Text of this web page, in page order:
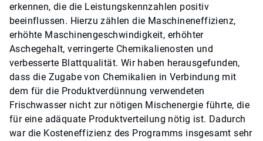
erkennen, die die Leistungskennzahlen positiv
beeinflussen. Hierzu zählen die Maschineneffizienz,
erhöhte Maschinengeschwindigkeit, erhöhter
Aschegehalt, verringerte Chemikalienosten und
verbesserte Blattqualität. Wir haben herausgefunden,
dass die Zugabe von Chemikalien in Verbindung mit
dem für die Produktverdünnung verwendeten
Frischwasser nicht zur nötigen Mischenergie führte, die
für eine adäquate Produktverteilung nötig ist. Dadurch
war die Kosteneffizienz des Programms insgesamt sehr